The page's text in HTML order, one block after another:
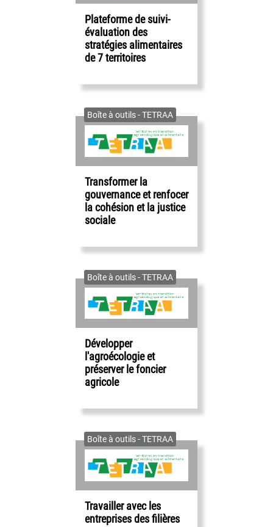
Plateforme de suivi-
évaluation des
stratégies alimentaires
de 7 territoires
Boîte à outils - TETRAA
Transformer la
gouvernance et renfocer
la cohésion et la justice
sociale
Boîte à outils - TETRAA
Développer
l'agroécologie et
préserver le foncier
agricole
Boîte à outils - TETRAA
Travailler avec les
entreprises des filières